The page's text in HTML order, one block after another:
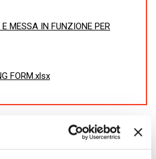
MESSA IN FUNZIONE PER
FORM.xlsx
di saldatura a quattro